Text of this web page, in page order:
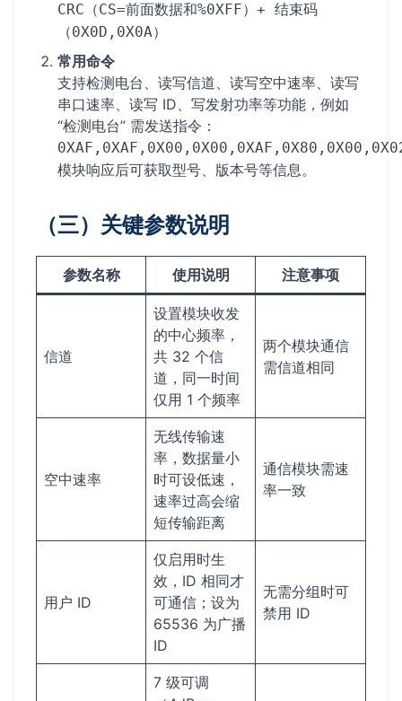
CRC（CS=前面数据和%0XFF）+ 结束码
（0X0D,0X0A）
常用命令
支持检测电台、读写信道、读写空中速率、读写
串口速率、读写 ID、写发射功率等功能，例如
“检测电台” 需发送指令：
模块响应后可获取型号、版本号等信息。
（三）关键参数说明
参数名称 使用说明 注意事项
信道
设置模块收发
的中心频率，
共 32 个信
道，同一时间
仅用 1 个频率
两个模块通信
需信道相同
空中速率
无线传输速
率，数据量小
时可设低速，
速率过高会缩
短传输距离
通信模块需速
率一致
用户 ID
仅启用时生
效，ID 相同才
可通信；设为
65536 为广播
ID
无需分组时可
禁用 ID
7 级可调